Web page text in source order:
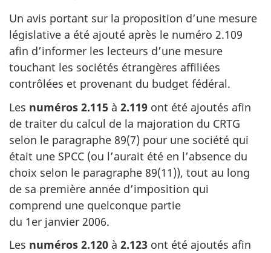
Un avis portant sur la proposition d’une mesure
législative a été ajouté après le numéro 2.109
afin d’informer les lecteurs d’une mesure
touchant les sociétés étrangères affiliées
contrôlées et provenant du budget fédéral.
Les numéros 2.115 à 2.119 ont été ajoutés afin
de traiter du calcul de la majoration du CRTG
selon le paragraphe 89(7) pour une société qui
était une SPCC (ou l’aurait été en l’absence du
choix selon le paragraphe 89(11)), tout au long
de sa première année d’imposition qui
comprend une quelconque partie
du 1er janvier 2006.
Les numéros 2.120 à 2.123 ont été ajoutés afin